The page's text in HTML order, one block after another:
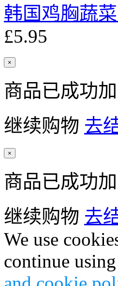
韩国鸡胸蔬
£5.95
×
商品已成功
继续购物 去
×
商品已成功
继续购物 去
We use
continue